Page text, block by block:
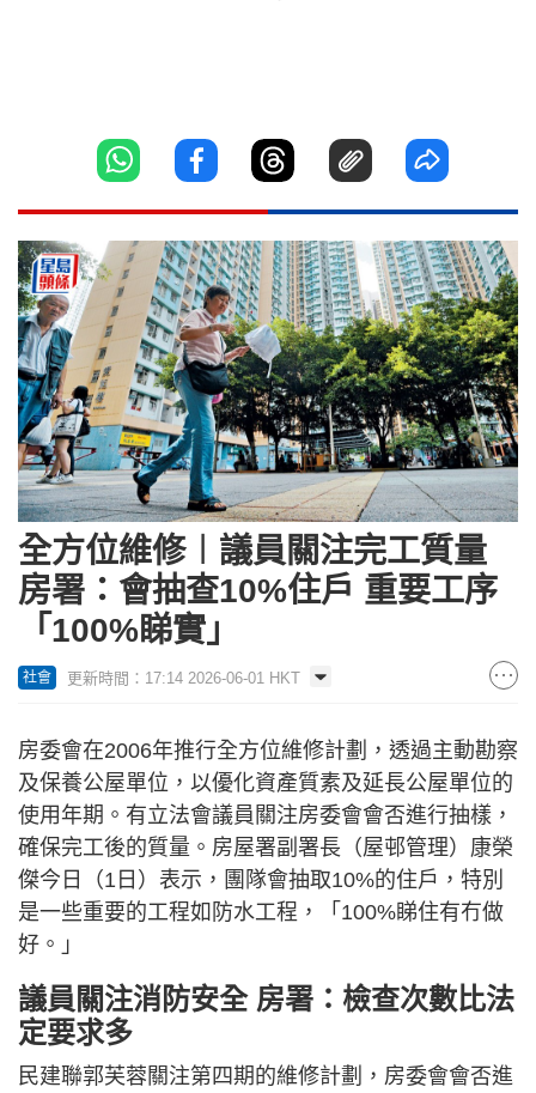
全方位維修︱議員關注完工質量
房署：會抽查10%住戶 重要工序
「100%睇實」
社會 更新時間：17:14 2026-06-01 HKT
房委會在2006年推行全方位維修計劃，透過主動勘察
及保養公屋單位，以優化資產質素及延長公屋單位的
使用年期。有立法會議員關注房委會會否進行抽樣，
確保完工後的質量。房屋署副署長（屋邨管理）康榮
傑今日（1日）表示，團隊會抽取10%的住戶，特別
是一些重要的工程如防水工程，「100%睇住有冇做
好。」
議員關注消防安全 房署：檢查次數比法
定要求多
民建聯郭芙蓉關注第四期的維修計劃，房委會會否進